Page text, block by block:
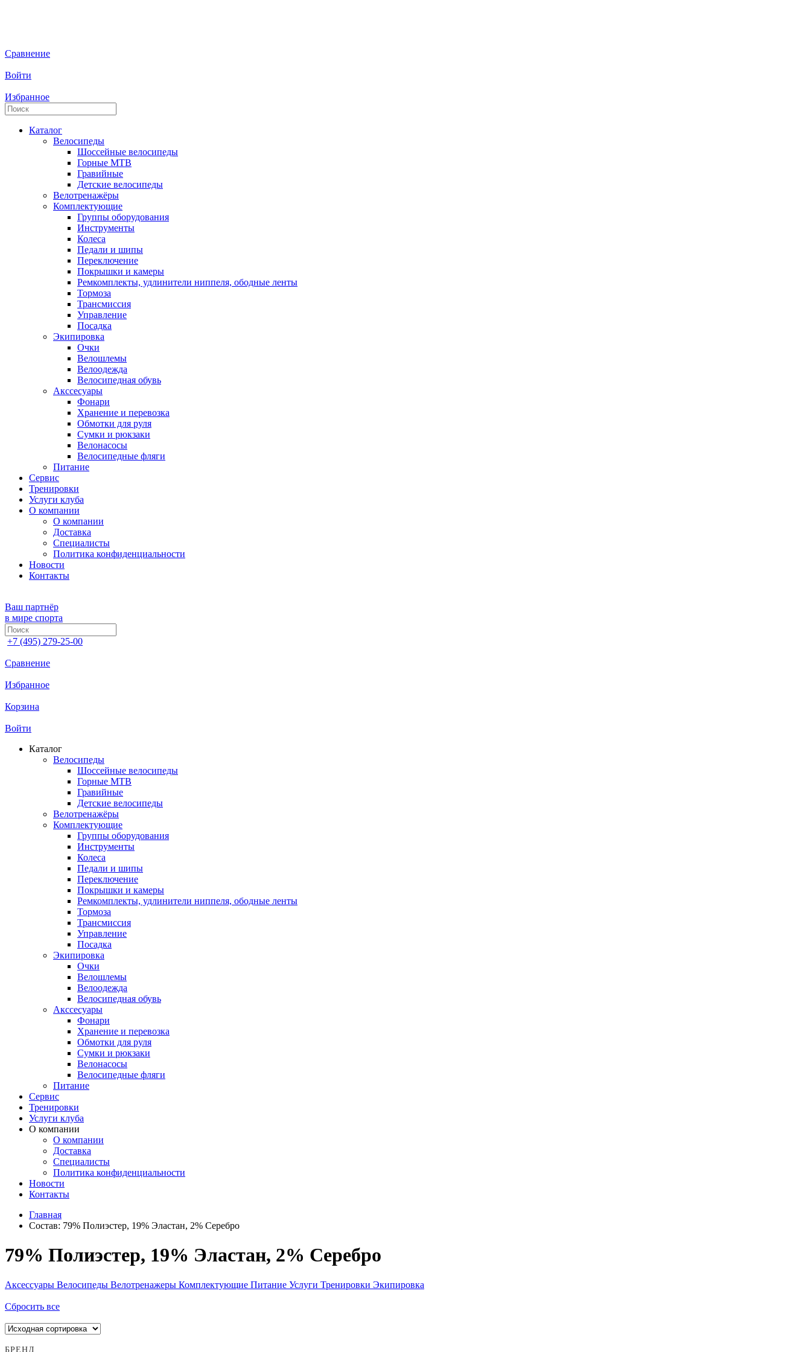
Сравнение
Войти
Избранное
Каталог
Велосипеды
Шоссейные велосипеды
Горные МTB
Гравийные
Детские велосипеды
Велотренажёры
Комплектующие
Группы оборудования
Инструменты
Колеса
Педали и шипы
Переключение
Покрышки и камеры
Ремкомплекты, удлинители ниппеля, ободные ленты
Тормоза
Трансмиссия
Управление
Посадка
Экипировка
Очки
Велошлемы
Велоодежда
Велосипедная обувь
Акссесуары
Фонари
Хранение и перевозка
Обмотки для руля
Сумки и рюкзаки
Велонасосы
Велосипедные фляги
Питание
Сервис
Тренировки
Услуги клуба
О компании
О компании
Доставка
Специалисты
Политика конфиденциальности
Новости
Контакты
Ваш партнёр
в мире спорта
+7 (495) 279-25-00
Сравнение
Избранное
Корзина
Войти
Каталог
Велосипеды
Шоссейные велосипеды
Горные МTB
Гравийные
Детские велосипеды
Велотренажёры
Комплектующие
Группы оборудования
Инструменты
Колеса
Педали и шипы
Переключение
Покрышки и камеры
Ремкомплекты, удлинители ниппеля, ободные ленты
Тормоза
Трансмиссия
Управление
Посадка
Экипировка
Очки
Велошлемы
Велоодежда
Велосипедная обувь
Акссесуары
Фонари
Хранение и перевозка
Обмотки для руля
Сумки и рюкзаки
Велонасосы
Велосипедные фляги
Питание
Сервис
Тренировки
Услуги клуба
О компании
О компании
Доставка
Специалисты
Политика конфиденциальности
Новости
Контакты
Главная
Состав: 79% Полиэстер, 19% Эластан, 2% Серебро
79% Полиэстер, 19% Эластан, 2% Серебро
Аксессуары Велосипеды Велотренажеры Комплектующие Питание Услуги Тренировки Экипировка
Сбросить все
БРЕНД